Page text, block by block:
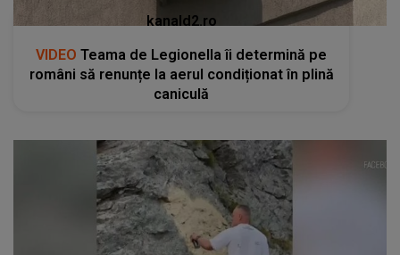
kanald2.ro
VIDEO Teama de Legionella îi determină pe
români să renunțe la aerul condiționat în plină
caniculă